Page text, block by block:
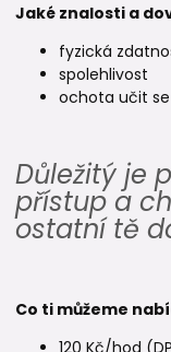
Jaké znalosti a
fyzická
spolehlivost
ochota učit
Důležitý je
přístup a
ostatní tě
Co ti můžeme